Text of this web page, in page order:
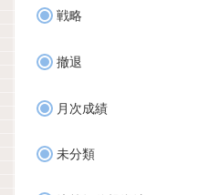
戦略
撤退
月次成績
未分類